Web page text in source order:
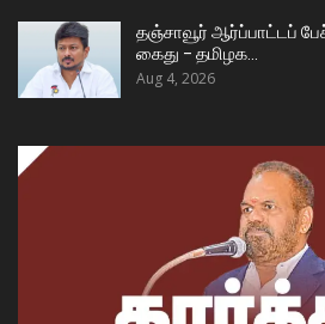
தஞ்சாவூர் ஆர்ப்பாட்டப்
கைது – தமிழக…
Aug 4, 2026